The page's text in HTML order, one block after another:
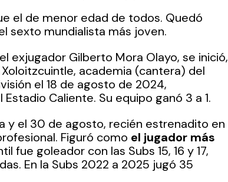
el de menor edad de todos. Quedó
sexto mundialista más joven.
exjugador Gilberto Mora Olayo, se inició,
academia (cantera) del
el 18 de agosto de 2024,
Caliente. Su equipo ganó 3 a 1.
y el 30 de agosto, recién estrenadito en
Figuró como el jugador más
fue goleador con las Subs 15, 16 y 17,
En la Subs 2022 a 2025 jugó 35